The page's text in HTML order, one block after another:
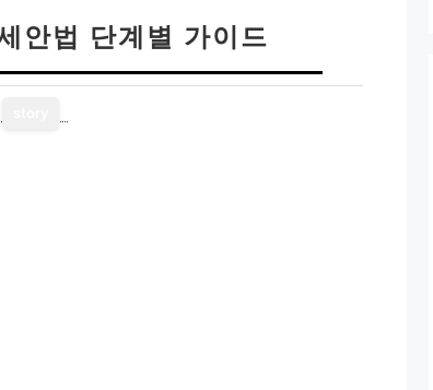
안법 단계별 가이드